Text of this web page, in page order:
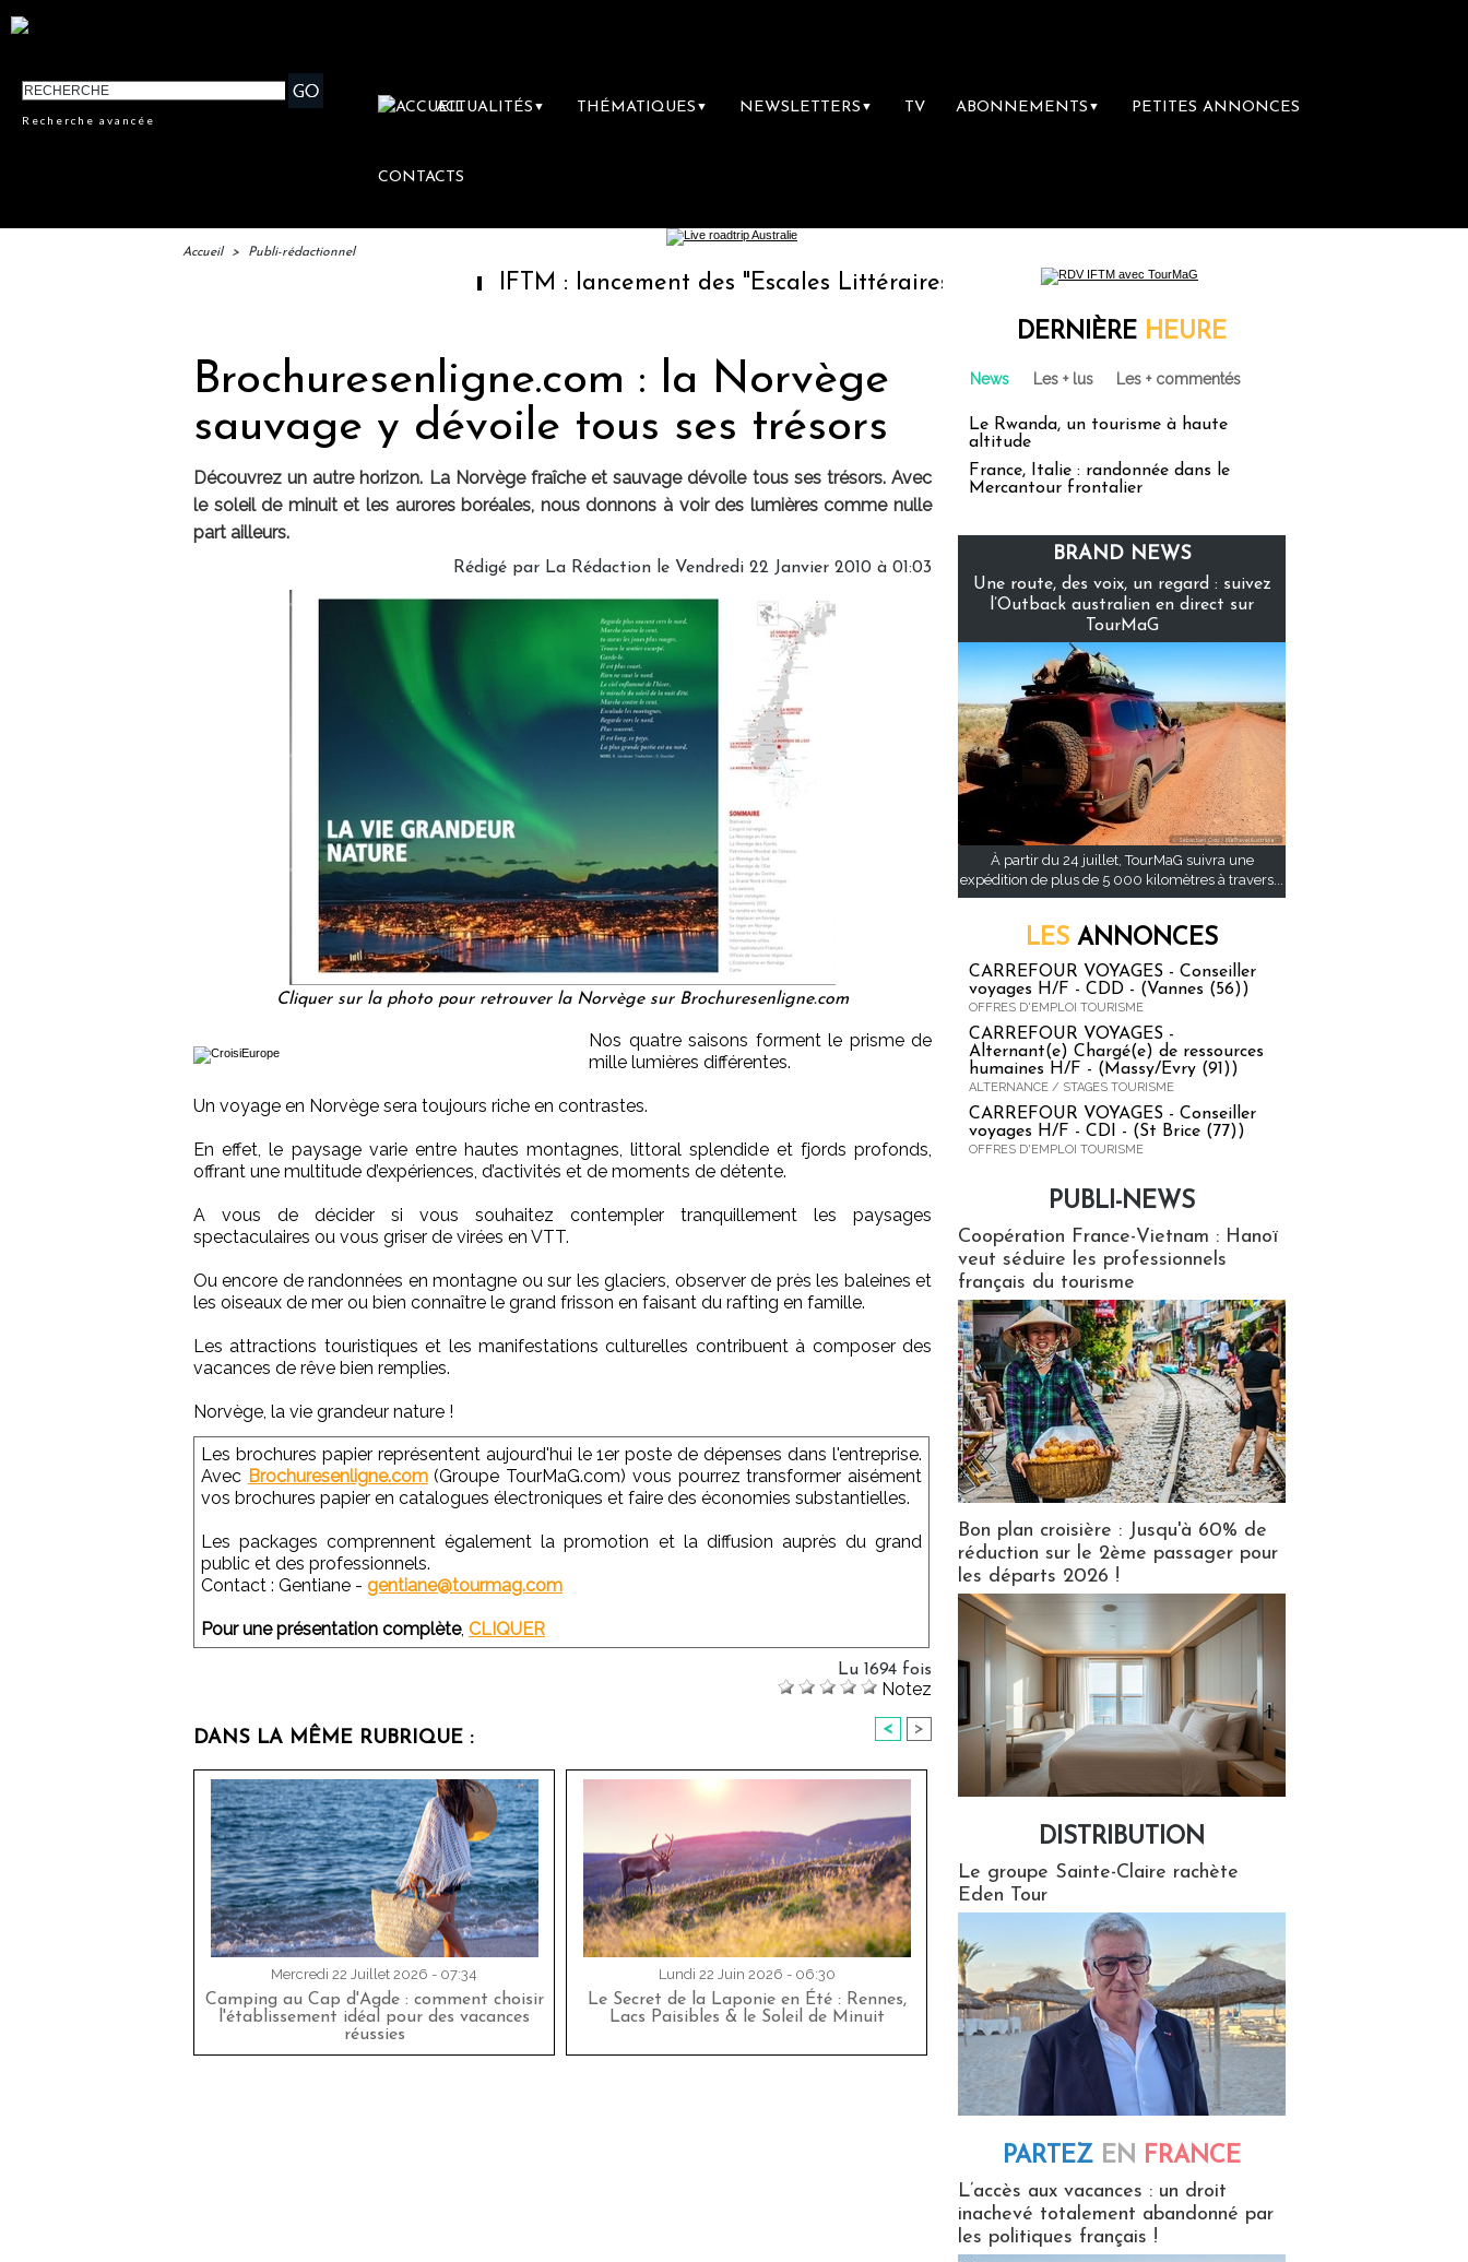
Recherche avancée
ACTUALITÉS ▼ THÉMATIQUES ▼ NEWSLETTERS ▼ TV ABONNEMENTS ▼ PETITES ANNONCES
CONTACTS
Accueil > Publi-rédactionnel
IFTM : lancement des "Escales Littéraires", la première librairie du voyage
Brochuresenligne.com : la Norvège
sauvage y dévoile tous ses trésors
Découvrez un autre horizon. La Norvège fraîche et sauvage dévoile tous ses trésors. Avec
le soleil de minuit et les aurores boréales, nous donnons à voir des lumières comme nulle
part ailleurs.
Rédigé par La Rédaction le Vendredi 22 Janvier 2010 à 01:03
Cliquer sur la photo pour retrouver la Norvège sur Brochuresenligne.com
Nos quatre saisons forment le prisme de
mille lumières différentes.
Un voyage en Norvège sera toujours riche en contrastes.
En effet, le paysage varie entre hautes montagnes, littoral splendide et fjords profonds,
offrant une multitude d’expériences, d’activités et de moments de détente.
A vous de décider si vous souhaitez contempler tranquillement les paysages
spectaculaires ou vous griser de virées en VTT.
Ou encore de randonnées en montagne ou sur les glaciers, observer de près les baleines et
les oiseaux de mer ou bien connaître le grand frisson en faisant du rafting en famille.
Les attractions touristiques et les manifestations culturelles contribuent à composer des
vacances de rêve bien remplies.
Norvège, la vie grandeur nature !
Les brochures papier représentent aujourd'hui le 1er poste de dépenses dans l'entreprise.
Avec Brochuresenligne.com(Groupe TourMaG.com) vous pourrez transformer aisément
vos brochures papier en catalogues électroniques et faire des économies substantielles.
Les packages comprennent également la promotion et la diffusion auprès du grand
public et des professionnels.
Contact : Gentiane - gentiane@tourmag.com
Pour une présentation complète, CLIQUER
Lu 1694 fois
Notez
DANS LA MÊME RUBRIQUE : < >
Mercredi 22 Juillet 2026 - 07:34
Camping au Cap d'Agde : comment choisir
l'établissement idéal pour des vacances
réussies
Lundi 22 Juin 2026 - 06:30
Le Secret de la Laponie en Été : Rennes,
Lacs Paisibles & le Soleil de Minuit
DERNIÈRE HEURE
News Les + lus Les + commentés
Le Rwanda, un tourisme à haute
altitude
France, Italie : randonnée dans le
Mercantour frontalier
BRAND NEWS
Une route, des voix, un regard : suivez
l’Outback australien en direct sur
TourMaG
À partir du 24 juillet, TourMaG suivra une
expédition de plus de 5 000 kilomètres à travers...
LES ANNONCES
CARREFOUR VOYAGES - Conseiller
voyages H/F - CDD - (Vannes (56))
OFFRES D'EMPLOI TOURISME
CARREFOUR VOYAGES -
Alternant(e) Chargé(e) de ressources
humaines H/F - (Massy/Evry (91))
ALTERNANCE / STAGES TOURISME
CARREFOUR VOYAGES - Conseiller
voyages H/F - CDI - (St Brice (77))
OFFRES D'EMPLOI TOURISME
PUBLI-NEWS
Coopération France-Vietnam : Hanoï
veut séduire les professionnels
français du tourisme
Bon plan croisière : Jusqu'à 60% de
réduction sur le 2ème passager pour
les départs 2026 !
DISTRIBUTION
Le groupe Sainte-Claire rachète
Eden Tour
PARTEZ EN FRANCE
L’accès aux vacances : un droit
inachevé totalement abandonné par
les politiques français !